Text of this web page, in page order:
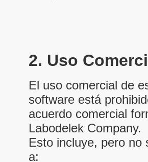
2. Uso
El uso comercial de
software está
acuerdo comercial
Labodelek Company.
Esto incluye, pero no
a: